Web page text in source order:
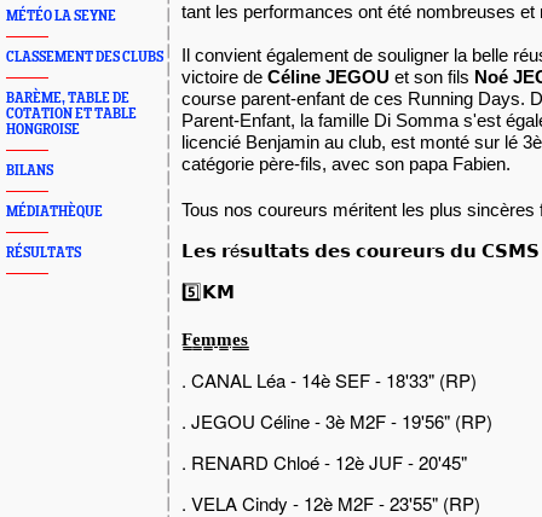
MÉTÉO LA SEYNE
CLASSEMENT DES CLUBS
BARÈME, TABLE DE
COTATION ET TABLE
HONGROISE
BILANS
MÉDIATHÈQUE
RÉSULTATS
tant les performances ont été nombreuses et
Il convient également de souligner la belle
victoire de Céline JEGOU et son fils Noé
course parent-enfant de ces Running Days.
Parent-Enfant, la famille Di Somma s'est
licencié Benjamin au club, est monté sur lé
catégorie père-fils, avec son papa Fabien.
Tous nos coureurs méritent les plus sincères
𝗟𝗲𝘀 𝗿é𝘀𝘂𝗹𝘁𝗮𝘁𝘀 𝗱𝗲𝘀 𝗰𝗼𝘂𝗿𝗲𝘂𝗿𝘀 𝗱𝘂 𝗖𝗦𝗠𝗦
5️⃣𝗞𝗠
F̳e̳m̳m̳e̳s̳
. CANAL Léa - 14è SEF - 18'33" (RP)
. JEGOU Céline - 3è M2F - 19'56" (RP)
. RENARD Chloé - 12è JUF - 20'45"
. VELA Cindy - 12è M2F - 23'55" (RP)